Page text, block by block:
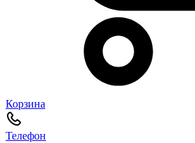
Корзина
Телефон